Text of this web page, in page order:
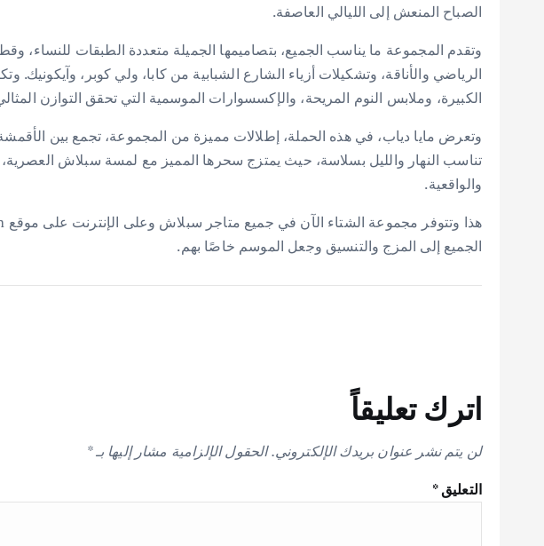
الصباح المنعش إلى الليالي العاصفة.
وتقدم المجموعة ما يناسب الجميع، بتصاميمها الجميلة متعددة الطبقات للنساء،
الرياضي والأناقة، وتشكيلات أزياء الشارع الشبابية من كابا، ولي كوبر، وآيكونيك.
الكبيرة، وملابس النوم المريحة، والإكسسوارات الموسمية التي تحقق التوازن
وتعرض مايا دياب، في هذه الحملة، إطلالات مميزة من المجموعة، تجمع بين
تناسب النهار والليل بسلاسة، حيث يمتزج سحرها المميز مع لمسة سبلاش
والواقعية.
الجميع إلى المزج والتنسيق وجعل الموسم خاصًا بهم.
اترك تعليقاً
لن يتم نشر عنوان بريدك الإلكتروني. الحقول الإلزامية مشار إليها بـ*
التعليق*